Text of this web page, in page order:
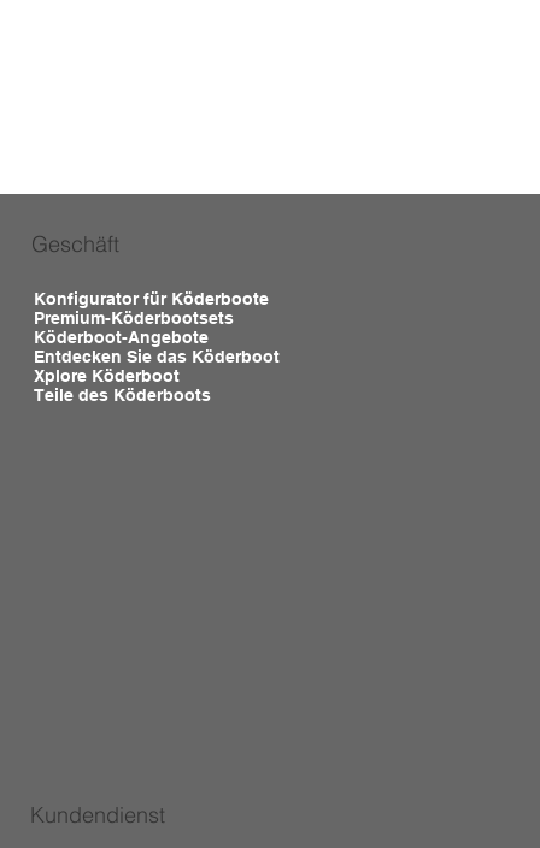
Geschäft
Konfigurator für Köderboote
Premium-Köderbootsets
Köderboot-Angebote
Entdecken Sie das Köderboot
Xplore Köderboot
Teile des Köderboots
Kundendienst